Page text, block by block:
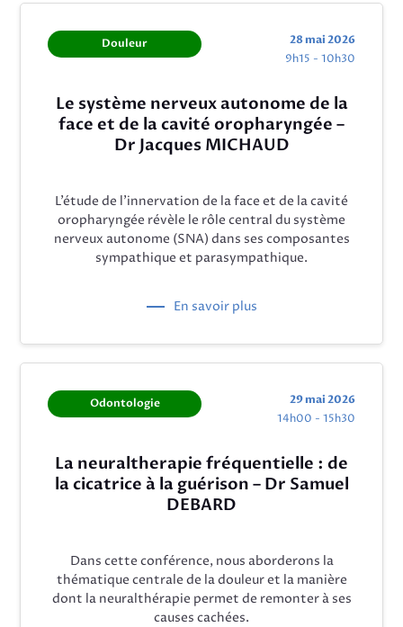
Douleur 28 mai 2026
9h15 - 10h30
Le système nerveux autonome de la
face et de la cavité oropharyngée –
Dr Jacques MICHAUD
L’étude de l’innervation de la face et de la cavité
oropharyngée révèle le rôle central du système
nerveux autonome (SNA) dans ses composantes
sympathique et parasympathique.
En savoir plus
Odontologie 29 mai 2026
14h00 - 15h30
La neuraltherapie fréquentielle : de
la cicatrice à la guérison – Dr Samuel
DEBARD
Dans cette conférence, nous aborderons la
thématique centrale de la douleur et la manière
dont la neuralthérapie permet de remonter à ses
causes cachées.